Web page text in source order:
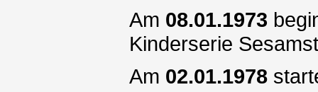
Am 08.01.1973
Kinderserie
Am 02.01.1978